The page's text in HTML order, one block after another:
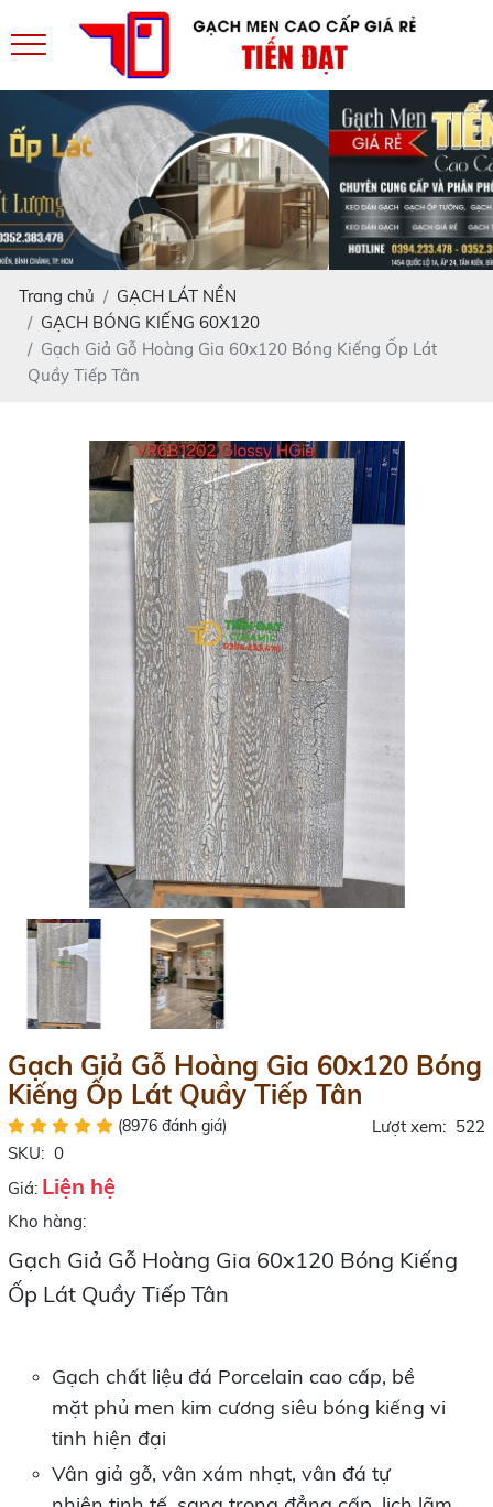
Trang chủ
GẠCH LÁT NỀN
GẠCH BÓNG KIẾNG 60X120
Gạch Giả Gỗ Hoàng Gia 60x120 Bóng Kiếng Ốp Lát
Quầy Tiếp Tân
Gạch Giả Gỗ Hoàng Gia 60x120 Bóng
Kiếng Ốp Lát Quầy Tiếp Tân
(8976 đánh giá) Lượt xem: 522
SKU: 0
Giá: Liện hệ
Kho hàng:
Gạch Giả Gỗ Hoàng Gia 60x120 Bóng Kiếng
Ốp Lát Quầy Tiếp Tân
Gạch chất liệu đá Porcelain cao cấp, bề
mặt phủ men kim cương siêu bóng kiếng vi
tinh hiện đại
Vân giả gỗ, vân xám nhạt, vân đá tự